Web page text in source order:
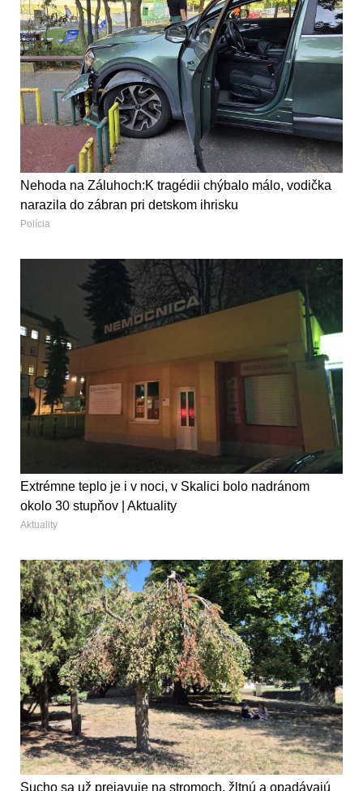
Nehoda na Záluhoch:K tragédii chýbalo málo, vodička
narazila do zábran pri detskom ihrisku
Polícia
Extrémne teplo je i v noci, v Skalici bolo nadránom
okolo 30 stupňov | Aktuality
Aktuality
Sucho sa už prejavuje na stromoch, žltnú a opadávajú